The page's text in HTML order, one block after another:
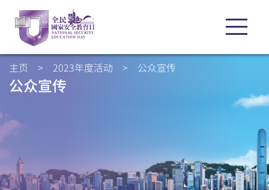
主页 > 2023年度活动 > 公众宣传
公众宣传